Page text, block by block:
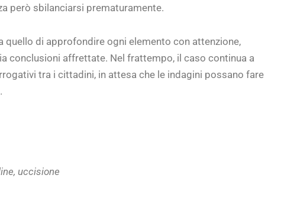
però sbilanciarsi prematuramente.
quello di approfondire ogni elemento con attenzione,
conclusioni affrettate. Nel frattempo, il caso continua a
tra i cittadini, in attesa che le indagini possano fare
, uccisione